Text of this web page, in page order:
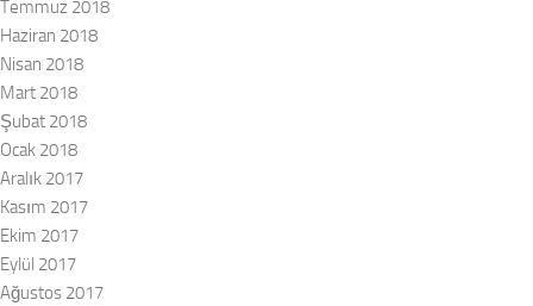
Temmuz 2018
Haziran 2018
Nisan 2018
Mart 2018
Şubat 2018
Ocak 2018
Aralık 2017
Kasım 2017
Ekim 2017
Eylül 2017
Ağustos 2017